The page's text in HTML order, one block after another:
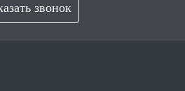
звонок